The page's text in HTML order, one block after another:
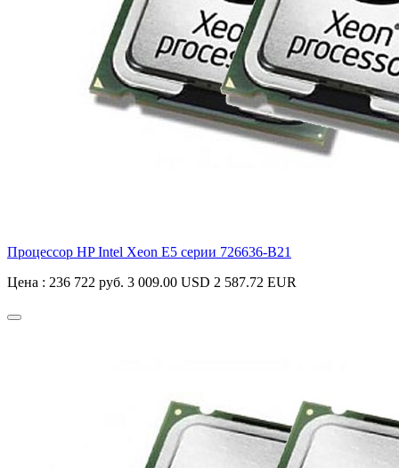
Процессор HP Intel Xeon E5 серии 726636-B21
Цена : 236 722 руб. 3 009.00 USD 2 587.72 EUR